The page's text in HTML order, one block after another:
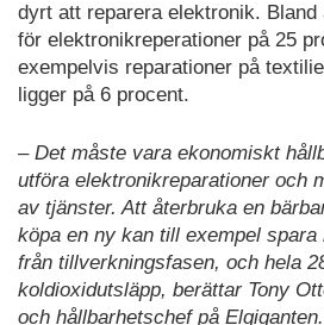
dyrt att reparera elektronik. Bland
för elektronikreperationer på 25
exempelvis reparationer på
ligger på 6 procent.
– Det måste vara ekonomiskt
utföra elektronikreparationer och
av tjänster. Att återbruka en
köpa en ny kan till exempel
från tillverkningsfasen, och hela
koldioxidutsläpp, berättar Tony
och hållbarhetschef på Elgiganten.